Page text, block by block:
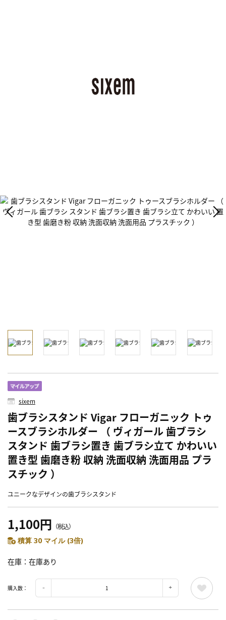
sixem
歯ブラシスタンド Vigar フローガニック トゥ
ースブラシホルダー （ ヴィガール 歯ブラシ
スタンド 歯ブラシ置き 歯ブラシ立て かわいい
置き型 歯磨き粉 収納 洗面収納 洗面用品 プラ
スチック ）
ユニークなデザインの歯ブラシスタンド
1,100円 （税込）
積算 30 マイル (3倍)
在庫 在庫あり
購入数：